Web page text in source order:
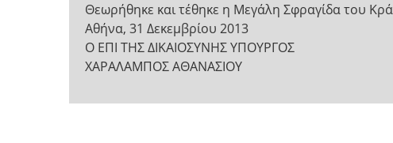
Θεωρήθηκε και τέθηκε η Μεγάλη Σφραγίδα του
Αθήνα, 31 Δεκεμβρίου 2013
Ο ΕΠΙ ΤΗΣ ΔΙΚΑΙΟΣΥΝΗΣ ΥΠΟΥΡΓΟΣ
ΧΑΡΑΛΑΜΠΟΣ ΑΘΑΝΑΣΙΟΥ